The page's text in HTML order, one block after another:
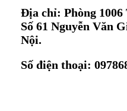
Địa chỉ: Phòng 1006
Số 61 Nguyễn Văn
Nội.
Số điện thoại: